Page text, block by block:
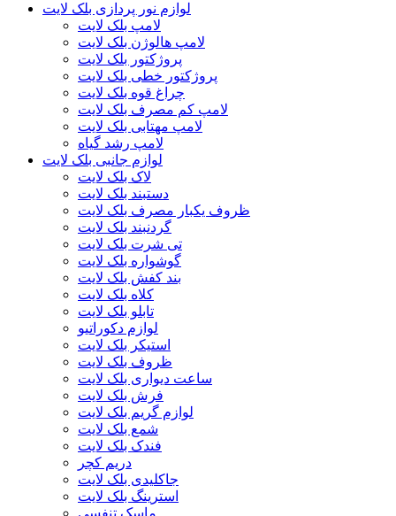
لوازم نور پردازی بلک لایت
لامپ بلک لایت
لامپ هالوژن بلک لایت
پروژکتور بلک لایت
پروژکتور خطی بلک لایت
چراغ قوه بلک لایت
لامپ کم مصرف بلک لایت
لامپ مهتابی بلک لایت
لامپ رشد گیاه
لوازم جانبی بلک لایت
لاک بلک لایت
دستبند بلک لایت
ظروف یکبار مصرف بلک لایت
گردنبند بلک لایت
تی شرت بلک لایت
گوشواره بلک لایت
بند کفش بلک لایت
کلاه بلک لایت
تابلو بلک لایت
لوازم دکوراتیو
استیکر بلک لایت
ظروف بلک لایت
ساعت دیواری بلک لایت
فرش بلک لایت
لوازم گریم بلک لایت
شمع بلک لایت
فندک بلک لایت
دریم کچر
جاکلیدی بلک لایت
استرینگ بلک لایت